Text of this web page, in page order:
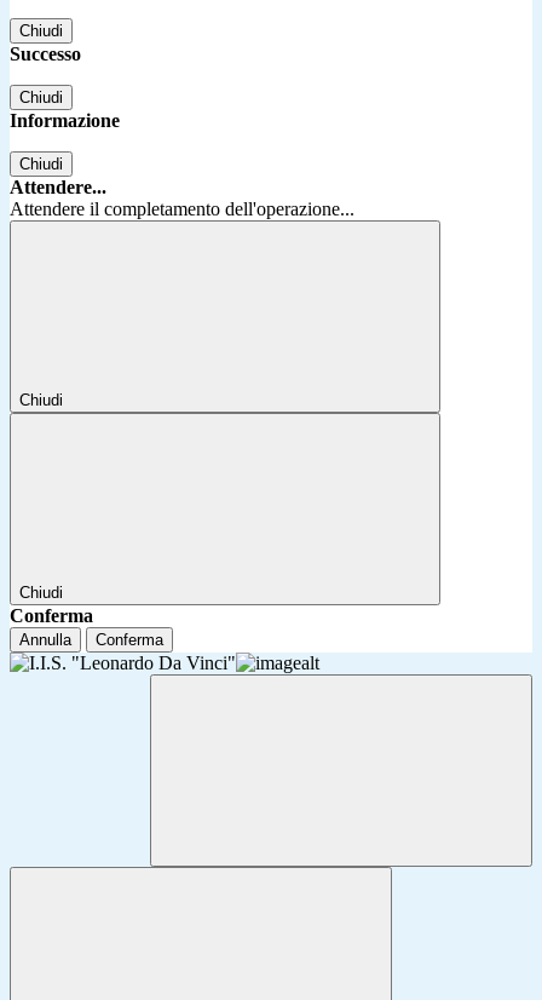
Chiudi
Successo
Chiudi
Informazione
Chiudi
Attendere...
Attendere il completamento dell'operazione...
Chiudi
Chiudi
Conferma
Annulla Conferma